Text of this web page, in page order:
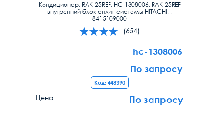
Кондиционер, RAK-25REF, HC-1308006, RAK-25REF
внутренний блок сплит-системы HITACHI, ,
8415109000
(654)
hc-1308006
По запросу
Код: 448390
Цена По запросу